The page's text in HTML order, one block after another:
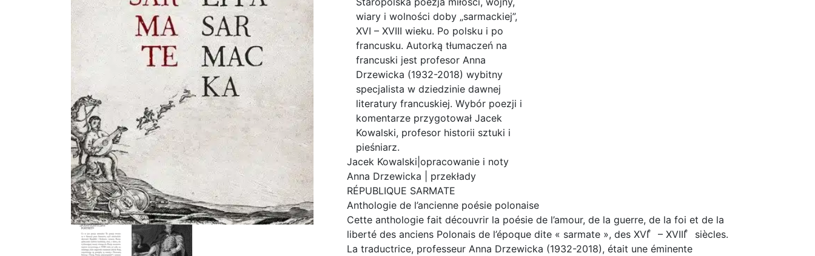
wiary i wolności doby „sarmackiej”,
XVI – XVIII wieku. Po polsku i po
francusku. Autorką tłumaczeń na
francuski jest profesor Anna
Drzewicka (1932-2018) wybitny
specjalista w dziedzinie dawnej
literatury francuskiej. Wybór poezji i
komentarze przygotował Jacek
Kowalski, profesor historii sztuki i
pieśniarz.
Jacek Kowalski|opracowanie i noty
Anna Drzewicka | przekłady
RÉPUBLIQUE SARMATE
Anthologie de l’ancienne poésie polonaise
Cette anthologie fait découvrir la poésie de l’amour, de la guerre, de la foi et de la
liberté des anciens Polonais de l’époque dite « sarmate », des XVI ͤ – XVIII ͤ siècles.
La traductrice, professeur Anna Drzewicka (1932-2018), était une éminente